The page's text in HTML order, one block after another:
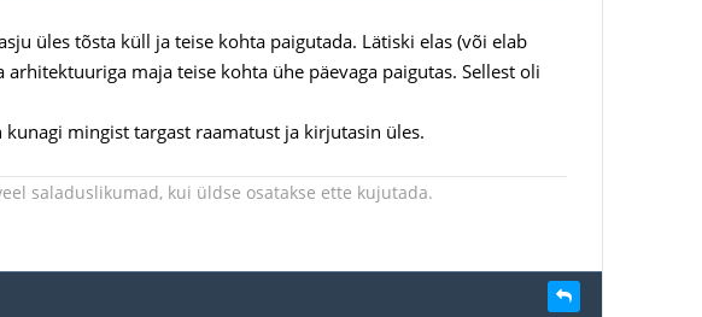
üles tõsta küll ja teise kohta paigutada. Lätiski elas (või elab
maja teise kohta ühe päevaga paigutas. Sellest oli
mingist targast raamatust ja kirjutasin üles.
saladuslikumad, kui üldse osatakse ette kujutada.